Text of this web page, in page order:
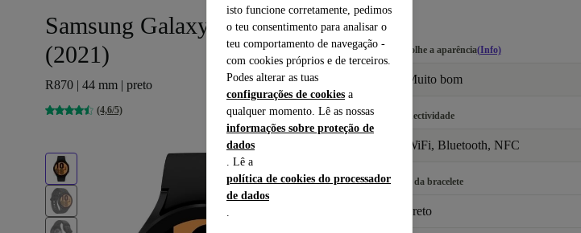
isto funcione corretamente, pedimos
o teu consentimento para analisar o
teu comportamento de navegação -
com cookies próprios e de terceiros.
Podes alterar as tuas
configurações de cookies a
qualquer momento. Lê as nossas
informações sobre proteção de
dados
. Lê a
política de cookies do processador
de dados
.
Samsung Galaxy Watch 4
(2021)
R870 | 44 mm | preto
(4,6/5)
Escolhe a aparência(Info)
Muito bom
Conectividade
WiFi, Bluetooth, NFC
Cor da bracelete
preto